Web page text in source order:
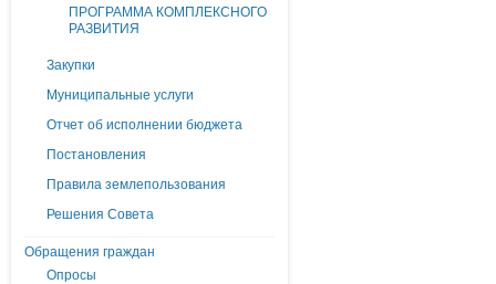
ПРОГРАММА КОМПЛЕКСНОГО
РАЗВИТИЯ
Закупки
Муниципальные услуги
Отчет об исполнении бюджета
Постановления
Правила землепользования
Решения Совета
Обращения граждан
Опросы